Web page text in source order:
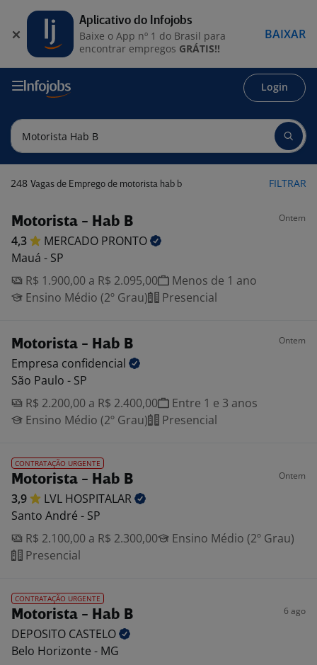
Login
248 Vagas de Emprego de motorista hab b FILTRAR
Motorista - Hab B Ontem
4,3 MERCADO PRONTO
Mauá - SP
R$ 1.900,00 a R$ 2.095,00
Menos de 1 ano
Ensino Médio (2º Grau)
Presencial
Motorista - Hab B Ontem
Empresa confidencial
São Paulo - SP
R$ 2.200,00 a R$ 2.400,00
Entre 1 e 3 anos
Ensino Médio (2º Grau)
Presencial
CONTRATAÇÃO URGENTE
Motorista - Hab B Ontem
3,9 LVL HOSPITALAR
Santo André - SP
R$ 2.100,00 a R$ 2.300,00
Ensino Médio (2º Grau)
Presencial
CONTRATAÇÃO URGENTE
Motorista - Hab B 6 ago
DEPOSITO CASTELO
Belo Horizonte - MG
Aplicativo do Infojobs
Baixe o App nº 1 do Brasil para
encontrar empregos GRÁTIS!!
BAIXAR